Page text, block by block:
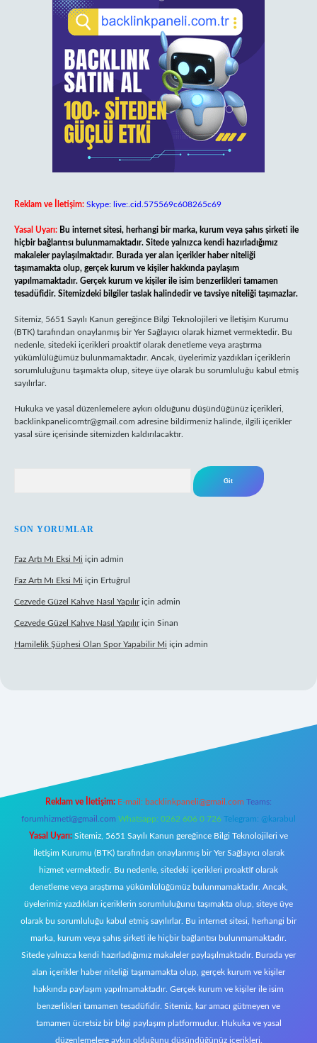
Reklam ve İletişim: Skype: live:.cid.575569c608265c69
Yasal Uyarı: Bu internet sitesi, herhangi bir marka, kurum veya şahıs şirketi ile
hiçbir bağlantısı bulunmamaktadır. Sitede yalnızca kendi hazırladığımız
makaleler paylaşılmaktadır. Burada yer alan içerikler haber niteliği
taşımamakta olup, gerçek kurum ve kişiler hakkında paylaşım
yapılmamaktadır. Gerçek kurum ve kişiler ile isim benzerlikleri tamamen
tesadüfidir. Sitemizdeki bilgiler taslak halindedir ve tavsiye niteliği taşımazlar.
Sitemiz, 5651 Sayılı Kanun gereğince Bilgi Teknolojileri ve İletişim Kurumu
(BTK) tarafından onaylanmış bir Yer Sağlayıcı olarak hizmet vermektedir. Bu
nedenle, sitedeki içerikleri proaktif olarak denetleme veya araştırma
yükümlülüğümüz bulunmamaktadır. Ancak, üyelerimiz yazdıkları içeriklerin
sorumluluğunu taşımakta olup, siteye üye olarak bu sorumluluğu kabul etmiş
sayılırlar.
Hukuka ve yasal düzenlemelere aykırı olduğunu düşündüğünüz içerikleri,
backlinkpanelicomtr@gmail.com adresine bildirmeniz halinde, ilgili içerikler
yasal süre içerisinde sitemizden kaldırılacaktır.
SON YORUMLAR
Faz Artı Mı Eksi Mi için admin
Faz Artı Mı Eksi Mi için Ertuğrul
Cezvede Güzel Kahve Nasıl Yapılıriçin admin
Cezvede Güzel Kahve Nasıl Yapılıriçin Sinan
Hamilelik Şüphesi Olan Spor Yapabilir Mi için admin
Reklam ve İletişim: E-mail: backlinkpaneli@gmail.com Teams:
forumhizmeti@gmail.com Whatsapp: 0262 606 0 726 Telegram: @karabul
Yasal Uyarı: Sitemiz, 5651 Sayılı Kanun gereğince Bilgi Teknolojileri ve
İletişim Kurumu (BTK) tarafından onaylanmış bir Yer Sağlayıcı olarak
hizmet vermektedir. Bu nedenle, sitedeki içerikleri proaktif olarak
denetleme veya araştırma yükümlülüğümüz bulunmamaktadır. Ancak,
üyelerimiz yazdıkları içeriklerin sorumluluğunu taşımakta olup, siteye üye
olarak bu sorumluluğu kabul etmiş sayılırlar. Bu internet sitesi, herhangi bir
marka, kurum veya şahıs şirketi ile hiçbir bağlantısı bulunmamaktadır.
Sitede yalnızca kendi hazırladığımız makaleler paylaşılmaktadır. Burada yer
alan içerikler haber niteliği taşımamakta olup, gerçek kurum ve kişiler
hakkında paylaşım yapılmamaktadır. Gerçek kurum ve kişiler ile isim
benzerlikleri tamamen tesadüfidir. Sitemiz, kar amacı gütmeyen ve
tamamen ücretsiz bir bilgi paylaşım platformudur. Hukuka ve yasal
düzenlemelere aykırı olduğunu düşündüğünüz içerikleri,